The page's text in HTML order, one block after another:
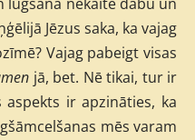
Jēzus saka, ka vajag
Vajag pabeigt visas
jā, bet. Nē tikai, tur ir
aspekts ir apzināties, ka
mēs varam